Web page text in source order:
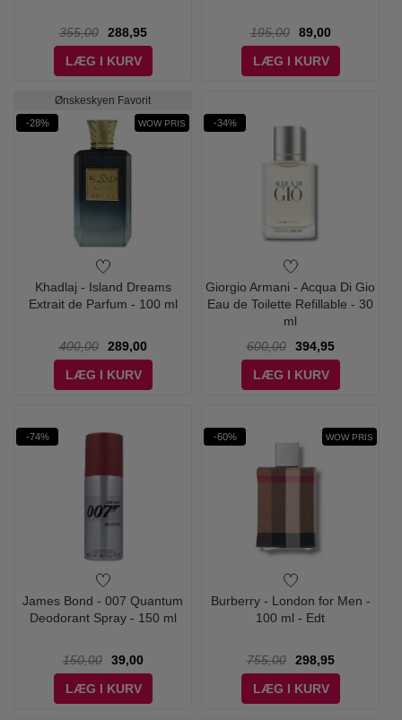
355,00
288,95
LÆG I KURV
195,00
89,00
LÆG I KURV
Ønskeskyen Favorit
-28% WOW PRIS
Khadlaj - Island Dreams
Extrait de Parfum - 100 ml
400,00
289,00
LÆG I KURV
-34%
Giorgio Armani - Acqua Di Gio
Eau de Toilette Refillable - 30
ml
600,00
394,95
LÆG I KURV
-74%
James Bond - 007 Quantum
Deodorant Spray - 150 ml
150,00
39,00
LÆG I KURV
-60% WOW PRIS
Burberry - London for Men -
100 ml - Edt
755,00
298,95
LÆG I KURV